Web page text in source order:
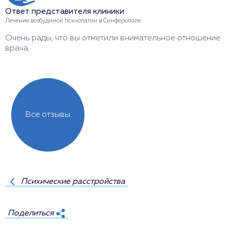
Ответ представителя клиники
Лечение возбудимой психопатии в Симферополе
Очень рады, что вы отметили внимательное отношение
врача.
Все отзывы
Психические расстройства
Поделиться